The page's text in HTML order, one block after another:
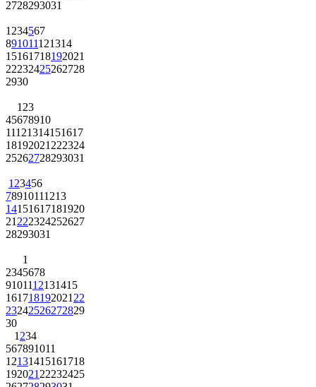
8 9101112
151617181920
22232425262728
2930
6 78
1112131415
18192021222324
25262728 293031
7891011
141516171819
21222324252627
28 293031
5
910111213
16171819202122
232425262728 29
30
1
678910
1213141516
19202122232425
262728 293031